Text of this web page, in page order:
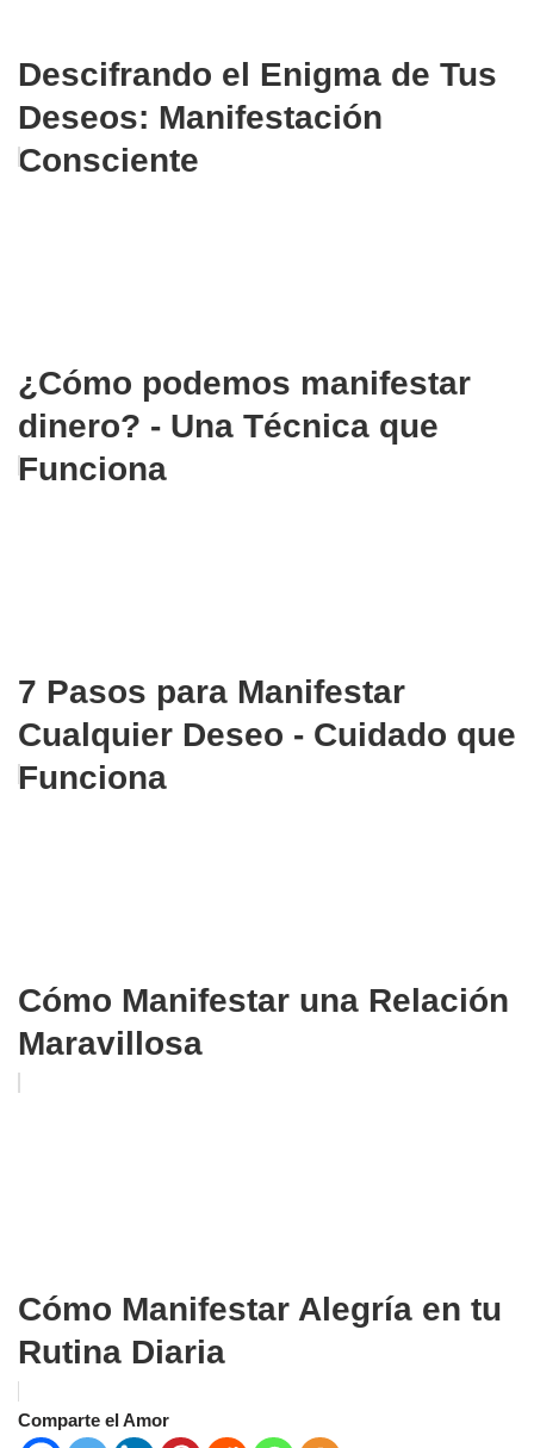
Descifrando el Enigma de Tus
Deseos: Manifestación
Consciente
¿Cómo podemos manifestar
dinero? - Una Técnica que
Funciona
7 Pasos para Manifestar
Cualquier Deseo - Cuidado que
Funciona
Cómo Manifestar una Relación
Maravillosa
Cómo Manifestar Alegría en tu
Rutina Diaria
Comparte el Amor